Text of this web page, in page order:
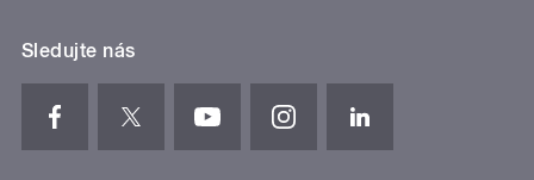
Sledujte nás